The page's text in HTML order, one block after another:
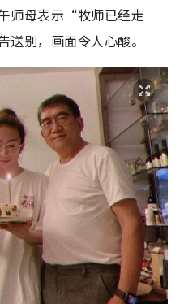
师母表示“牧师已经走
别，画面令人心酸。